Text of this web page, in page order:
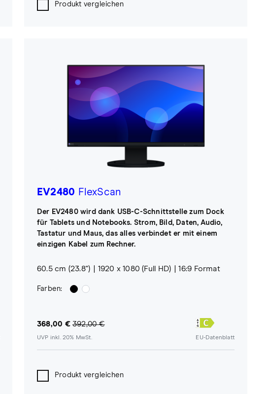
Produkt vergleichen
EV2480 FlexScan
Der EV2480 wird dank USB-C-Schnittstelle zum Dock
für Tablets und Notebooks. Strom, Bild, Daten, Audio,
Tastatur und Maus, das alles verbindet er mit einem
einzigen Kabel zum Rechner.
60.5 cm (23.8") 1920 x 1080 (Full HD) 16:9 Format
Farben:
368,00 € 392,00 €
UVP inkl. 20% MwSt. EU-Datenblatt
Produkt vergleichen